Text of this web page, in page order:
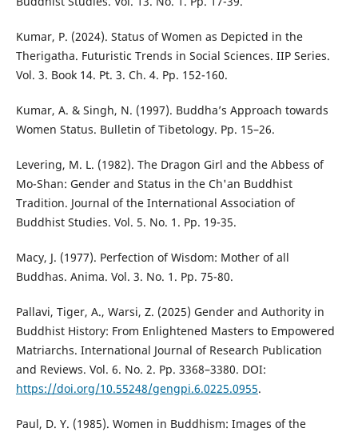
Kumar, P. (2024). Status of Women as Depicted in the
Therigatha. Futuristic Trends in Social Sciences. IIP Series.
Vol. 3. Book 14. Pt. 3. Ch. 4. Pp. 152-160.
Kumar, A. & Singh, N. (1997). Buddha’s Approach towards
Women Status. Bulletin of Tibetology. Pp. 15–26.
Levering, M. L. (1982). The Dragon Girl and the Abbess of
Mo-Shan: Gender and Status in the Ch'an Buddhist
Tradition. Journal of the International Association of
Buddhist Studies. Vol. 5. No. 1. Pp. 19-35.
Macy, J. (1977). Perfection of Wisdom: Mother of all
Buddhas. Anima. Vol. 3. No. 1. Pp. 75-80.
Pallavi, Tiger, A., Warsi, Z. (2025) Gender and Authority in
Buddhist History: From Enlightened Masters to Empowered
Matriarchs. International Journal of Research Publication
and Reviews. Vol. 6. No. 2. Pp. 3368–3380. DOI:
https://doi.org/10.55248/gengpi.6.0225.0955.
Paul, D. Y. (1985). Women in Buddhism: Images of the